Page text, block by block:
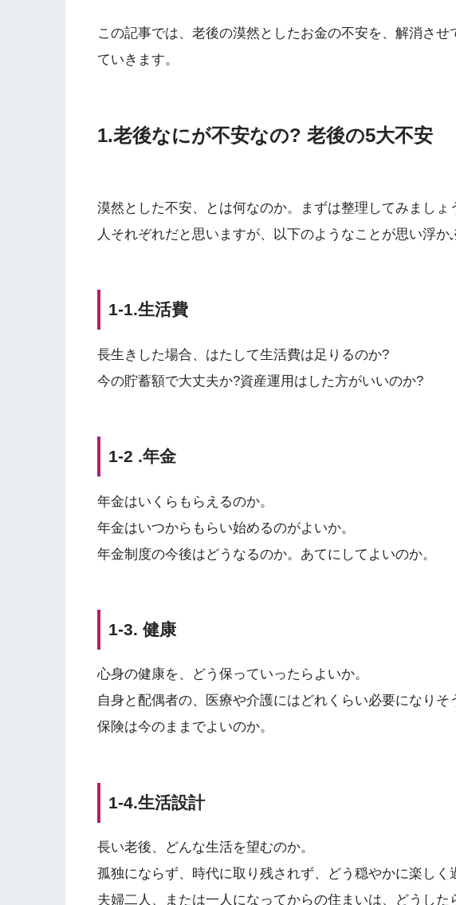
この記事では、老後の漠然としたお金の不安を、解消さ
ていきます。
1.老後なにが不安なの? 老後の5大不安
漠然とした不安、とは何なのか。まずは整理してみましょ
人それぞれだと思いますが、以下のようなことが思い浮か
1-1.生活費
長生きした場合、はたして生活費は足りるのか?
今の貯蓄額で大丈夫か?資産運用はした方がいいのか?
1-2 .年金
年金はいくらもらえるのか。
年金はいつからもらい始めるのがよいか。
年金制度の今後はどうなるのか。あてにしてよいのか。
1-3. 健康
心身の健康を、どう保っていったらよいか。
自身と配偶者の、医療や介護にはどれくらい必要になりそ
保険は今のままでよいのか。
1-4.生活設計
長い老後、どんな生活を望むのか。
孤独にならず、時代に取り残されず、どう穏やかに楽しく
夫婦二人、または一人になってからの住まいは、どうした